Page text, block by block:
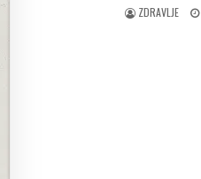
AUTHOR:
ZDRAVLJE